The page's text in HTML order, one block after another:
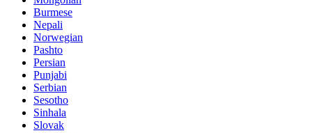
Burmese
Nepali
Norwegian
Pashto
Persian
Punjabi
Serbian
Sesotho
Sinhala
Slovak